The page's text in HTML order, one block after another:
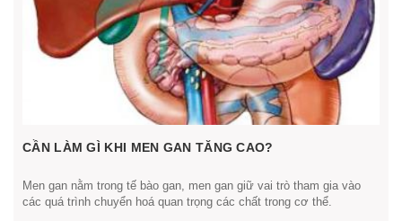
CẦN LÀM GÌ KHI MEN GAN TĂNG CAO?
Men gan nằm trong tế bào gan, men gan giữ vai trò tham gia vào
các quá trình chuyển hoá quan trọng các chất trong cơ thể.